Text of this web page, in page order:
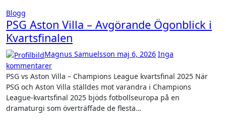
Blogg
PSG Aston Villa – Avgörande Ögonblick i
Kvartsfinalen
Magnus Samuelsson maj 6, 2026 Inga
kommentarer
PSG vs Aston Villa – Champions League kvartsfinal 2025 När
PSG och Aston Villa ställdes mot varandra i Champions
League-kvartsfinal 2025 bjöds fotbollseuropa på en
dramaturgi som överträffade de flesta…